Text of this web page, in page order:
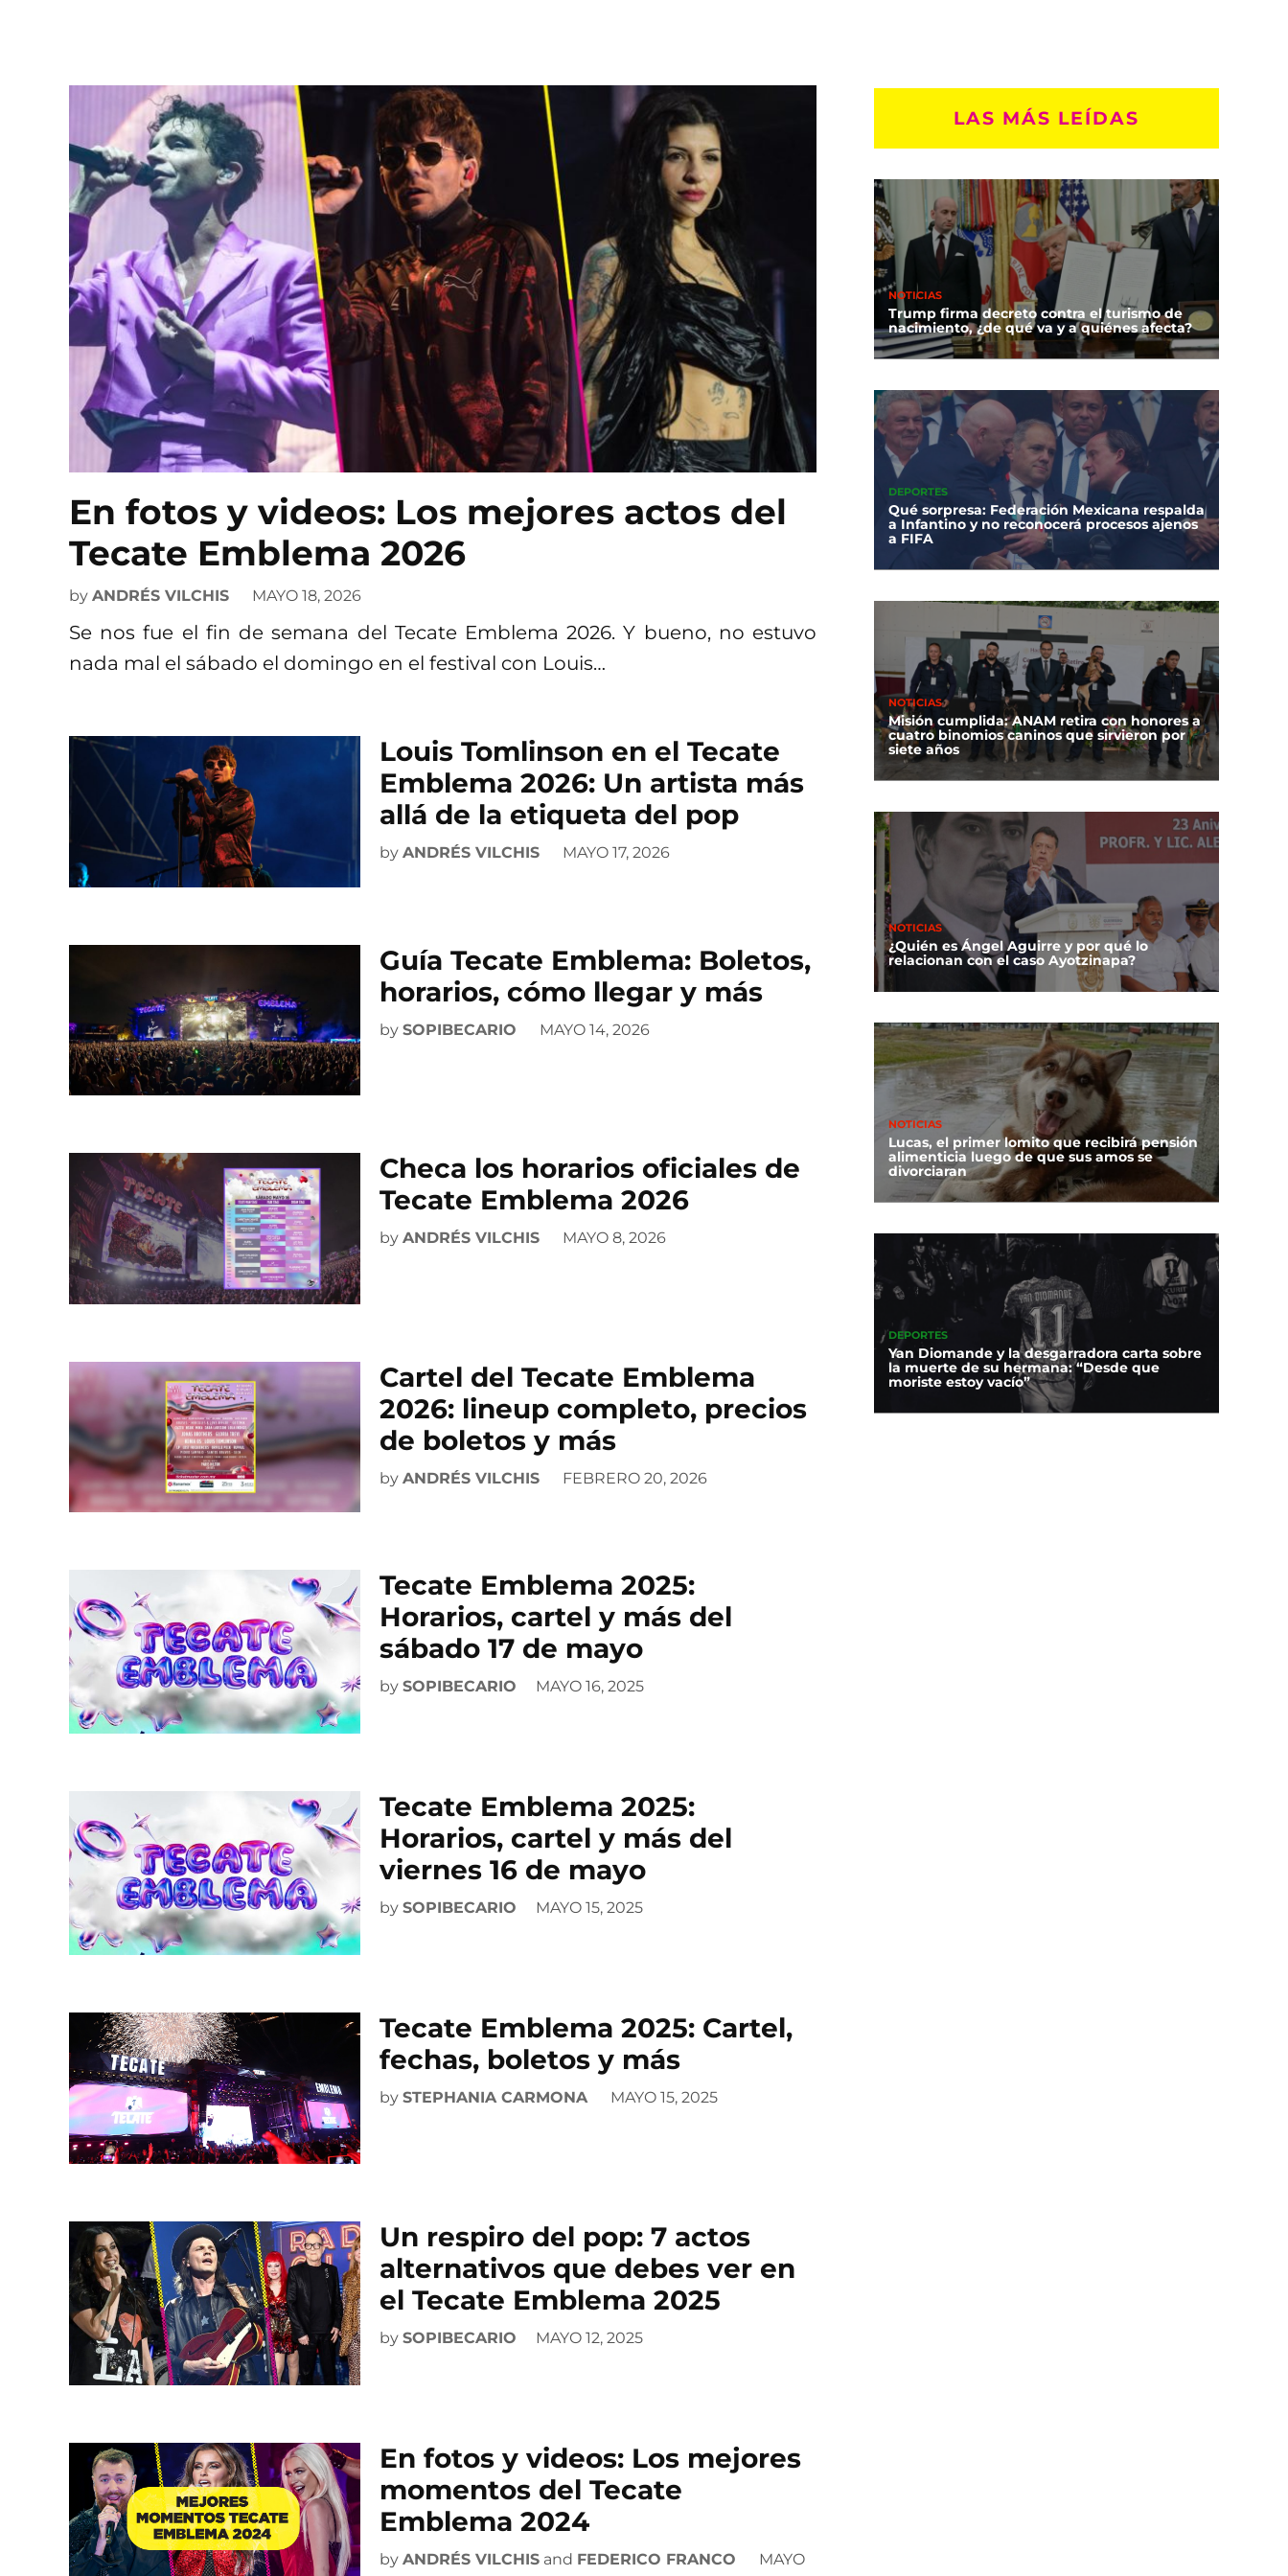
En fotos y videos: Los mejores actos del
Tecate Emblema 2026
by ANDRÉS VILCHIS MAYO 18, 2026
Se nos fue el fin de semana del Tecate Emblema 2026. Y bueno, no estuvo
nada mal el sábado el domingo en el festival con Louis…
Louis Tomlinson en el Tecate
Emblema 2026: Un artista más
allá de la etiqueta del pop
by ANDRÉS VILCHIS MAYO 17, 2026
Guía Tecate Emblema: Boletos,
horarios, cómo llegar y más
by SOPIBECARIO MAYO 14, 2026
Checa los horarios oficiales de
Tecate Emblema 2026
by ANDRÉS VILCHIS MAYO 8, 2026
Cartel del Tecate Emblema
2026: lineup completo, precios
de boletos y más
by ANDRÉS VILCHIS FEBRERO 20, 2026
Tecate Emblema 2025:
Horarios, cartel y más del
sábado 17 de mayo
by SOPIBECARIO MAYO 16, 2025
Tecate Emblema 2025:
Horarios, cartel y más del
viernes 16 de mayo
by SOPIBECARIO MAYO 15, 2025
Tecate Emblema 2025: Cartel,
fechas, boletos y más
by STEPHANIA CARMONA MAYO 15, 2025
Un respiro del pop: 7 actos
alternativos que debes ver en
el Tecate Emblema 2025
by SOPIBECARIO MAYO 12, 2025
En fotos y videos: Los mejores
momentos del Tecate
Emblema 2024
by ANDRÉS VILCHIS and FEDERICO FRANCO
MAYO
LAS MÁS LEÍDAS
NOTICIAS
Trump firma decreto contra el turismo de
nacimiento, ¿de qué va y a quiénes afecta?
DEPORTES
Qué sorpresa: Federación Mexicana respalda
a Infantino y no reconocerá procesos ajenos
a FIFA
NOTICIAS
Misión cumplida: ANAM retira con honores a
cuatro binomios caninos que sirvieron por
siete años
NOTICIAS
¿Quién es Ángel Aguirre y por qué lo
relacionan con el caso Ayotzinapa?
NOTICIAS
Lucas, el primer lomito que recibirá pensión
alimenticia luego de que sus amos se
divorciaran
DEPORTES
Yan Diomande y la desgarradora carta sobre
la muerte de su hermana: “Desde que
moriste estoy vacío”